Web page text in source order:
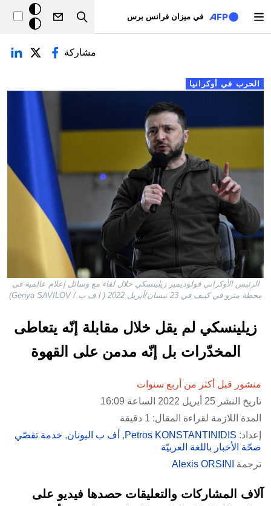
في ميزان فرانس برس
Search
خلفيّة
داكنة
التبويبات الأساسية
الحرب في أوكرانيا
مشاركة
الرئيس الأوكراني فولوديمير زيلينسكي خلال لقاء مع وسائل إعلام عالمية في
محطة مترو في كييف في 23 نيسان/أبريل 2022 ( ا ف ب / Genya SAVILOV)
زيلينسكي لم يقل خلال مقابلة إنّه يتعاطى
المخدّرات بل إنّه مدمن على القهوة
منشور قبل أكثر من أربع سنوات
تاريخ النشر 25 أبريل 2022 الساعة 16:09
المدة اللازمة لقراءة المقال: 1 دقيقة
إعداد: Petros KONSTANTINIDIS
, أف ب اليونان, خدمة تقصّي
صحّة الأخبار باللغة العربيّة
ترجمة
Alexis ORSINI
آلاف المشاركات والتعليقات حصدها فيديو على